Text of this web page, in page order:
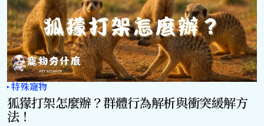
特殊寵物
狐獴打架怎麼辦？群體行為解析與衝突緩解方
法！